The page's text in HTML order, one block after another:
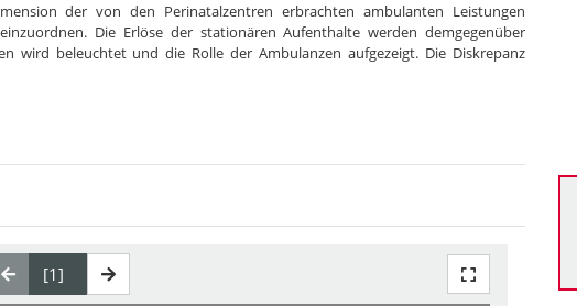
der von den Perinatalzentren erbrachten ambulanten Leistungen
Die Erlöse der stationären Aufenthalte werden demgegenüber
wird beleuchtet und die Rolle der Ambulanzen aufgezeigt. Die Diskrepanz